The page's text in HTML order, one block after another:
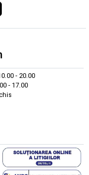
- 20.00
- 17.00